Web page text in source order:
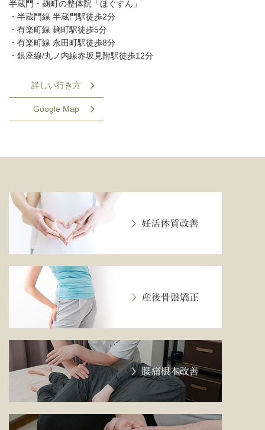
半蔵門・麹町の整体院「ほぐすん」
・半蔵門線 半蔵門駅徒歩2分
・有楽町線 麹町駅徒歩5分
・有楽町線 永田町駅徒歩8分
・銀座線/丸ノ内線赤坂見附駅徒歩12分
詳しい行き方
Google Map